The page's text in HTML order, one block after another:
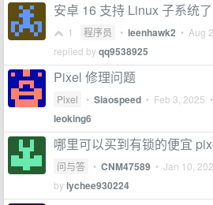
安卓 16 支持 Linux 子系统了
1 程序员 • leenhawk2 • Aug
replied byqq9538925
Pixel 修理问题
Pixel • Siaospeed • Feb 3, 2025
leoking6
哪里可以买到有锁的便宜
问与答 • CNM47589 • Jan 10,
bylychee930224